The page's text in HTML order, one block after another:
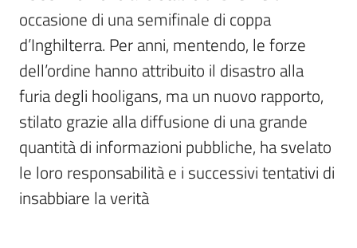
Contatti
Seguici
su
occasione di una semifinale di coppa
d’Inghilterra. Per anni, mentendo, le forze
dell’ordine hanno attribuito il disastro alla
furia degli hooligans, ma un nuovo rapporto,
stilato grazie alla diffusione di una grande
quantità di informazioni pubbliche, ha svelato
le loro responsabilità e i successivi tentativi di
insabbiare la verità